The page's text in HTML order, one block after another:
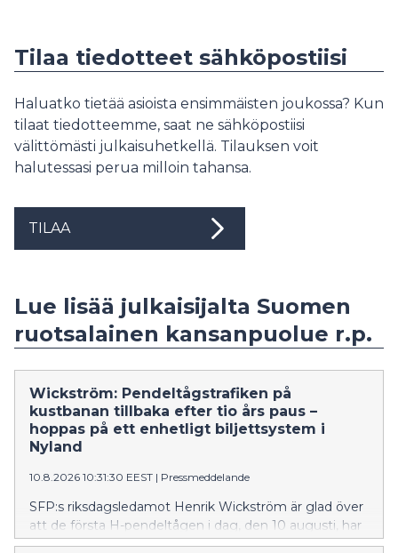
Tilaa tiedotteet sähköpostiisi
Haluatko tietää asioista ensimmäisten joukossa? Kun
tilaat tiedotteemme, saat ne sähköpostiisi
välittömästi julkaisuhetkellä. Tilauksen voit
halutessasi perua milloin tahansa.
TILAA
Lue lisää julkaisijalta Suomen
ruotsalainen kansanpuolue r.p.
Wickström: Pendeltågstrafiken på
kustbanan tillbaka efter tio års paus –
hoppas på ett enhetligt biljettsystem i
Nyland
10.8.2026 10:31:30 EEST | Pressmeddelande
SFP:s riksdagsledamot Henrik Wickström är glad över
att de första H-pendeltågen i dag, den 10 augusti, har
avgått enligt pendeltågstidtabell från Hangö via